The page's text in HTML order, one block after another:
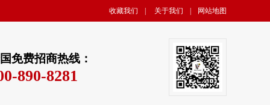
收藏我们 关于我们 网站地图
免费招商热线：
890-8281